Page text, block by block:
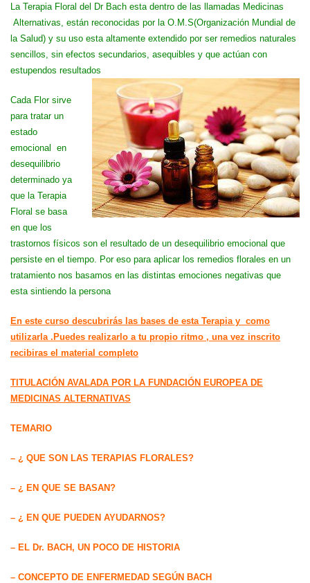
La Terapia Floral del Dr Bach esta dentro de las llamadas Medicinas
Alternativas, están reconocidas por la O.M.S(Organización Mundial de
la Salud) y su uso esta altamente extendido por ser remedios naturales
sencillos, sin efectos secundarios, asequibles y que actúan con
estupendos resultados
Cada Flor sirve
para tratar un
estado
emocional en
desequilibrio
determinado ya
que la Terapia
Floral se basa
en que los
trastornos físicos son el resultado de un desequilibrio emocional que
persiste en el tiempo. Por eso para aplicar los remedios florales en un
tratamiento nos basamos en las distintas emociones negativas que
esta sintiendo la persona
En este curso descubrirás las bases de esta Terapia y como
utilizarla .Puedes realizarlo a tu propio ritmo , una vez inscrito
recibiras el material completo
TITULACIÓN AVALADA POR LA FUNDACIÓN EUROPEA DE
MEDICINAS ALTERNATIVAS
TEMARIO
– ¿ QUE SON LAS TERAPIAS FLORALES?
– ¿ EN QUE SE BASAN?
– ¿ EN QUE PUEDEN AYUDARNOS?
– EL Dr. BACH, UN POCO DE HISTORIA
– CONCEPTO DE ENFERMEDAD SEGÚN BACH